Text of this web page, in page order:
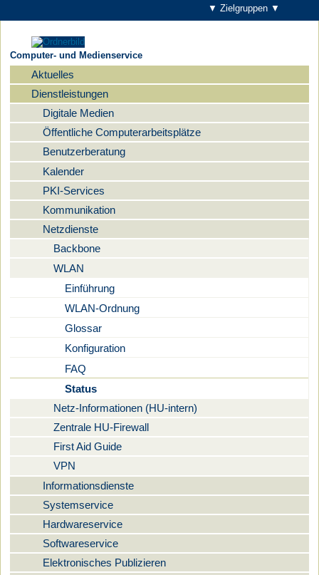
▼ Zielgruppen ▼
Computer- und Medienservice
Navigation
Aktuelles
Dienstleistungen
Digitale Medien
Öffentliche Computerarbeitsplätze
Benutzerberatung
Kalender
PKI-Services
Kommunikation
Netzdienste
Backbone
WLAN
Einführung
WLAN-Ordnung
Glossar
Konfiguration
FAQ
Status
Netz-Informationen (HU-intern)
Zentrale HU-Firewall
First Aid Guide
VPN
Informationsdienste
Systemservice
Hardwareservice
Softwareservice
Elektronisches Publizieren